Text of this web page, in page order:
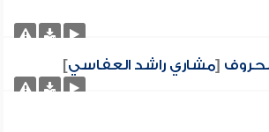
[مشاري راشد العفاسي]